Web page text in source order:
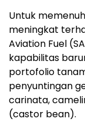
Untuk
meningkat
Aviation Fuel
kapabilitas
portofolio
penyuntingan
carinata,
(castor bean).